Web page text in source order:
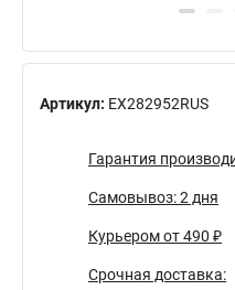
Артикул: EX282952RUS
Гарантия
Самовывоз: 2 дня
Курьером от 490 ₽
Срочная доставка: